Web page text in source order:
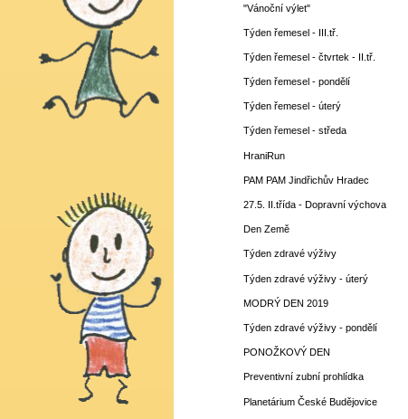
"Vánoční výlet"
Týden řemesel - III.tř.
Týden řemesel - čtvrtek - II.tř.
Týden řemesel - pondělí
Týden řemesel - úterý
Týden řemesel - středa
HraniRun
PAM PAM Jindřichův Hradec
27.5. II.třída - Dopravní výchova
Den Země
Týden zdravé výživy
Týden zdravé výživy - úterý
MODRÝ DEN 2019
Týden zdravé výživy - pondělí
PONOŽKOVÝ DEN
Preventivní zubní prohlídka
Planetárium České Budějovice